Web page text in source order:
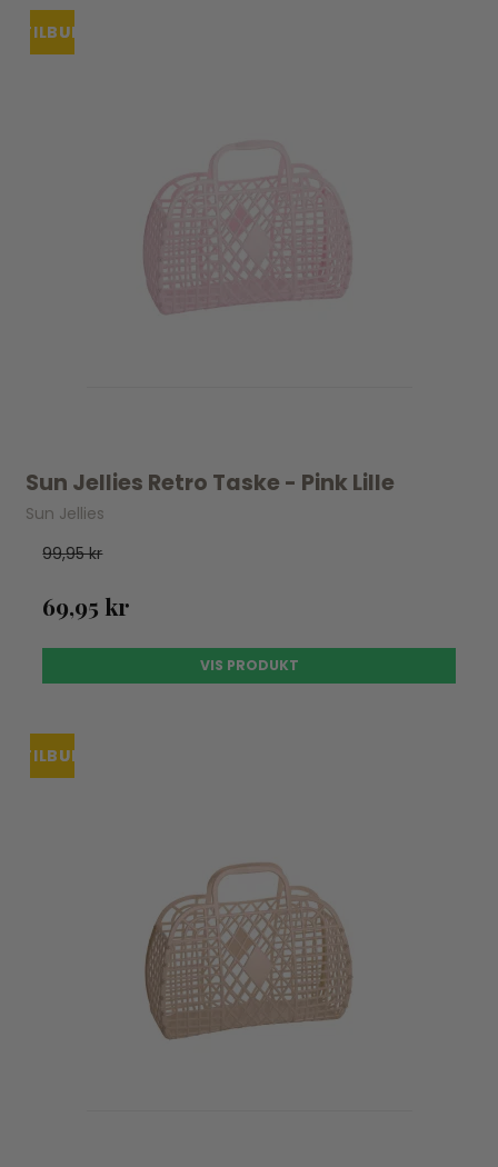
TILBUDUDSOLGT
Sun Jellies Retro Taske - Pink Lille
Sun Jellies
99,95 kr
69,95 kr
VIS PRODUKT
TILBUDUDSOLGT